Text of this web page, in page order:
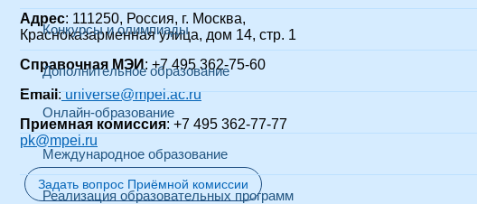
Конкурсы и олимпиады
Дополнительное образование
Онлайн-образование
Международное образование
Реализация образовательных программ
Адрес: 111250, Россия, г. Москва,
Красноказарменная улица, дом 14, стр. 1
Справочная МЭИ : +7 495 362-75-60
Email:universe@mpei.ac.ru
Приемная комиссия: +7 495 362-77-77
pk@mpei.ru
Задать вопрос Приёмной комиссии